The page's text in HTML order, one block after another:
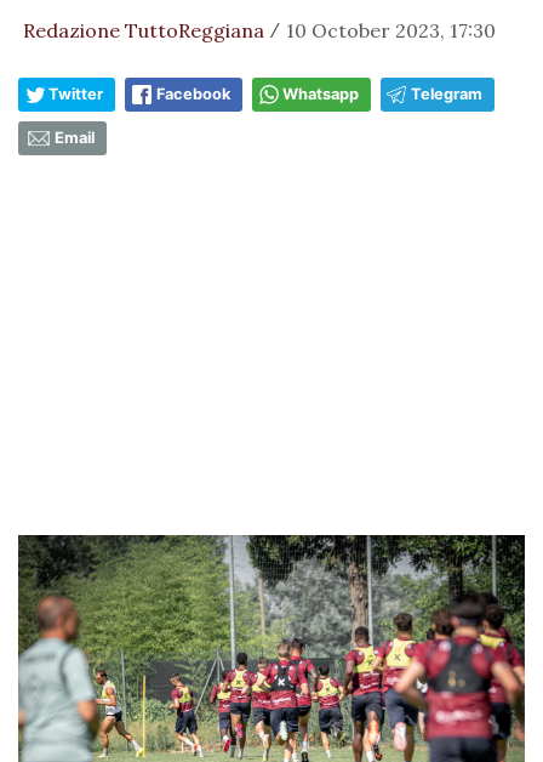
Redazione TuttoReggiana / 10 October 2023, 17:30
Twitter Facebook Whatsapp Telegram
Email